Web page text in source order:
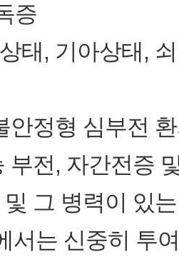
증
태, 기아상태,
안정형 심부전
부전, 자간전증
그 병력이 있
서는 신중히 투